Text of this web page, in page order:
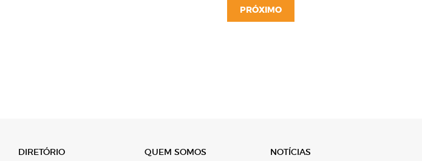
PRÓXIMO
DIRETÓRIO QUEM SOMOS NOTÍCIAS